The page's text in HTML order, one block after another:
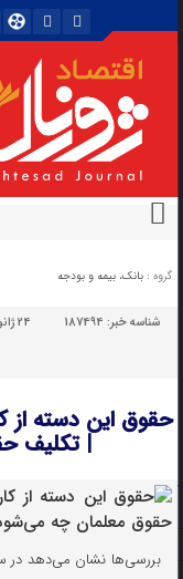
گروه : بانک، بیمه و بودجه
شناسه خبر:187494 24 ژانویه 2025 - 8:10
حقوق این دسته از
| تکلیف